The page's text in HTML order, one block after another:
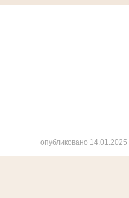
опубликовано